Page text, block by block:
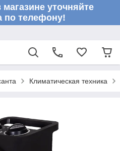
уточняйте
по телефону!
Климатическая техника